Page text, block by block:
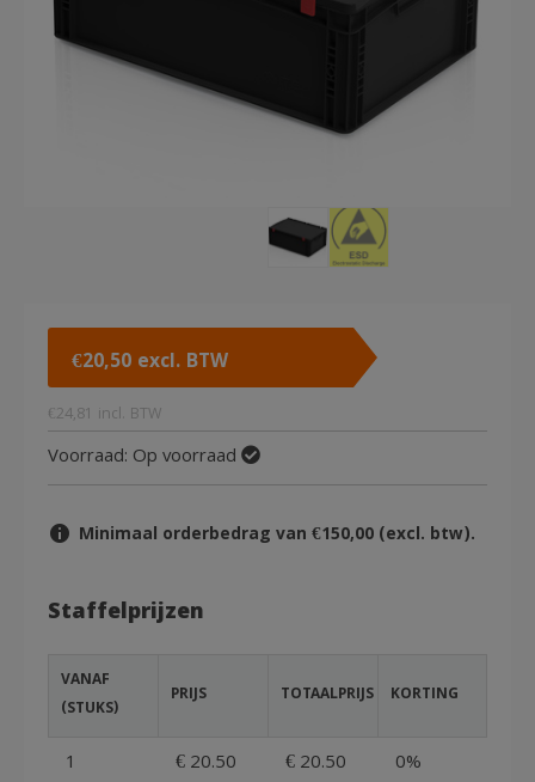
€20,50 excl. BTW
€ 24,81 incl. BTW
Voorraad: Op voorraad
Minimaal orderbedrag van €150,00 (excl. btw).
Staffelprijzen
VANAF
(STUKS)
PRIJS TOTAALPRIJS KORTING
1 € 20.50 € 20.50
0%